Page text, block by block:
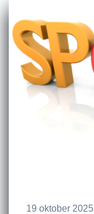
19 oktober 2025